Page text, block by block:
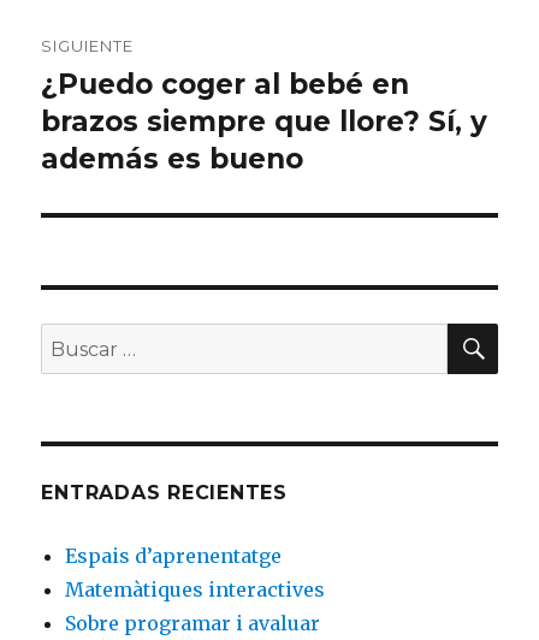
SIGUIENTE
Entrada
siguiente:
¿Puedo coger al bebé en
brazos siempre que llore? Sí, y
además es bueno
Buscar
por:
ENTRADAS RECIENTES
Espais d’aprenentatge
Matemàtiques interactives
Sobre programar i avaluar